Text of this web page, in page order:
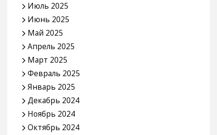
Июль 2025
Июнь 2025
Май 2025
Апрель 2025
Март 2025
Февраль 2025
Январь 2025
Декабрь 2024
Ноябрь 2024
Октябрь 2024